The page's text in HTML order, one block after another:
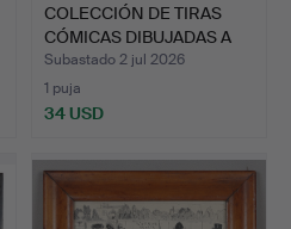
COLECCIÓN DE TIRAS
CÓMICAS DIBUJADAS A
MAN…
Subastado 2 jul 2026
1 puja
34 USD